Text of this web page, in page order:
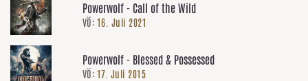
Powerwolf - Call of the Wild
VÖ: 16. Juli 2021
Powerwolf - Blessed & Possessed
VÖ: 17. Juli 2015